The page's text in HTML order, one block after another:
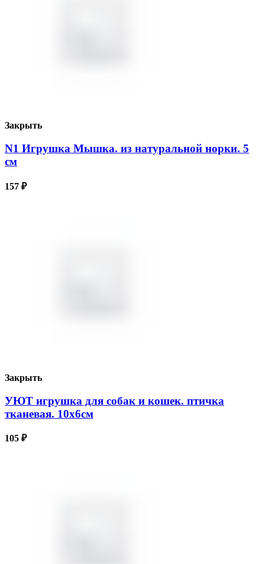
Закрыть
N1 Игрушка Мышка. из натуральной норки. 5
см
157 ₽
Закрыть
УЮТ игрушка для собак и кошек. птичка
тканевая. 10х6см
105 ₽